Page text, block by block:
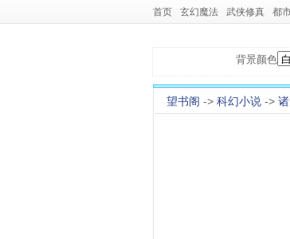
首页 玄幻魔法 武侠修真 都
背景颜色
望书阁 -> 科幻小说 ->